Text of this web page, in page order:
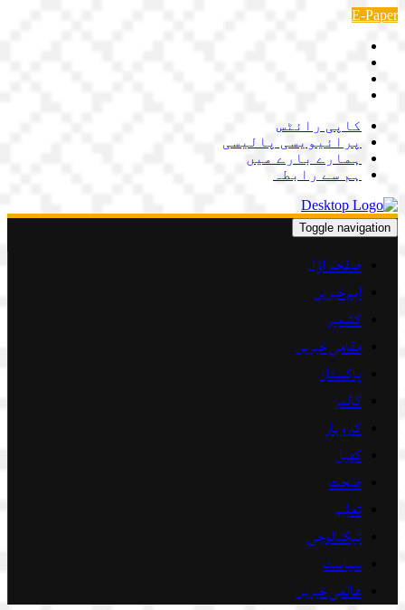
Skip
content
E-Paper
کاپی رائٹس
پرائیویسی پالیسی
ہمارے بارے میں
ہم سے رابطہ
Toggle navigation
صفحہ اوّل
اہم خبریں
کشمیر
مقامی خبریں
پاکستان
کالمز
کاروبار
کھیل
صحت
تعلیم
ٹیکنالوجی
سیاست
عالمی خبریں